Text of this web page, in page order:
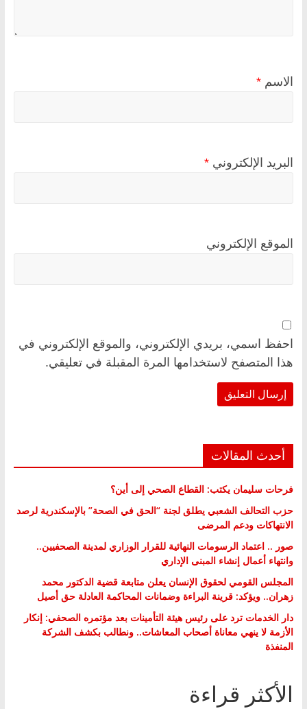
الاسم *
البريد الإلكتروني *
الموقع الإلكتروني
احفظ اسمي، بريدي الإلكتروني، والموقع الإلكتروني في
هذا المتصفح لاستخدامها المرة المقبلة في تعليقي.
أحدث المقالات
فرحات سليمان يكتب: القطاع الصحي إلى أين؟
حزب التحالف الشعبي يطلق لجنة “الحق في الصحة” بالإسكندرية لرصد
الانتهاكات ودعم المرضى
صور .. اعتماد الرسومات النهائية للقرار الوزاري لمدينة الصحفيين..
وانتهاء أعمال إنشاء المبنى الإداري
المجلس القومي لحقوق الإنسان يعلن متابعة قضية الدكتور محمد
زهران.. ويؤكد: قرينة البراءة وضمانات المحاكمة العادلة حق أصيل
دار الخدمات ترد على رئيس هيئة التأمينات بعد مؤتمره الصحفي: إنكار
الأزمة لا ينهي معاناة أصحاب المعاشات.. ونطالب بكشف الشركة
المنفذة
الأكثر قراءة